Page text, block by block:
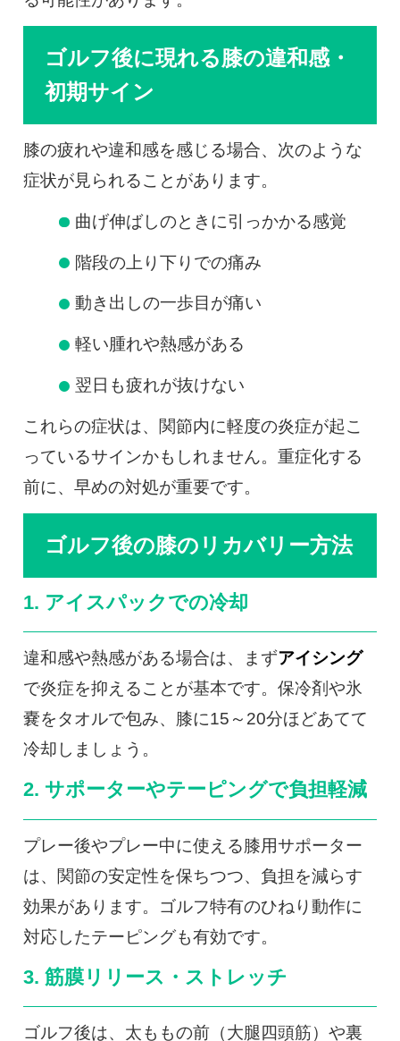
ゴルフ後に現れる膝の違和感・
初期サイン
膝の疲れや違和感を感じる場合、次のような
症状が見られることがあります。
曲げ伸ばしのときに引っかかる感覚
階段の上り下りでの痛み
動き出しの一歩目が痛い
軽い腫れや熱感がある
翌日も疲れが抜けない
これらの症状は、関節内に軽度の炎症が起こ
っているサインかもしれません。重症化する
前に、早めの対処が重要です。
ゴルフ後の膝のリカバリー方法
1. アイスパックでの冷却
違和感や熱感がある場合は、まずアイシング
で炎症を抑えることが基本です。保冷剤や氷
嚢をタオルで包み、膝に15～20分ほどあてて
冷却しましょう。
2. サポーターやテーピングで負担軽減
プレー後やプレー中に使える膝用サポーター
は、関節の安定性を保ちつつ、負担を減らす
効果があります。ゴルフ特有のひねり動作に
対応したテーピングも有効です。
3. 筋膜リリース・ストレッチ
ゴルフ後は、太ももの前（大腿四頭筋）や裏